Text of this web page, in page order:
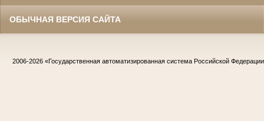
ОБЫЧНАЯ ВЕРСИЯ САЙТА
2006-2026 «Государственная автоматизированная система Российской